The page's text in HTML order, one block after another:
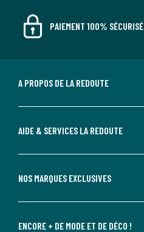
PAIEMENT 100% SÉCURISÉ
A PROPOS DE LA REDOUTE
AIDE & SERVICES LA REDOUTE
NOS MARQUES EXCLUSIVES
ENCORE + DE MODE ET DE DÉCO !